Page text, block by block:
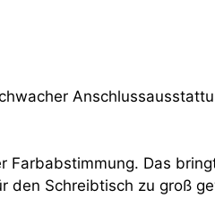
Das
den Schreibtisch zu groß